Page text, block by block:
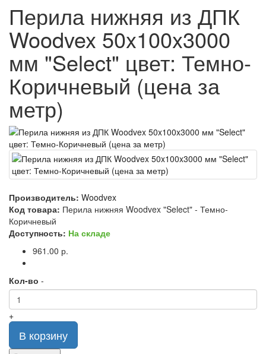
Перила нижняя из ДПК
Woodvex 50x100x3000
мм "Select" цвет: Темно-
Коричневый (цена за
метр)
Производитель: Woodvex
Код товара: Перила нижняя Woodvex "Select" - Темно-
Коричневый
Доступность: На складе
961.00 р.
Кол-во -
+
В корзину